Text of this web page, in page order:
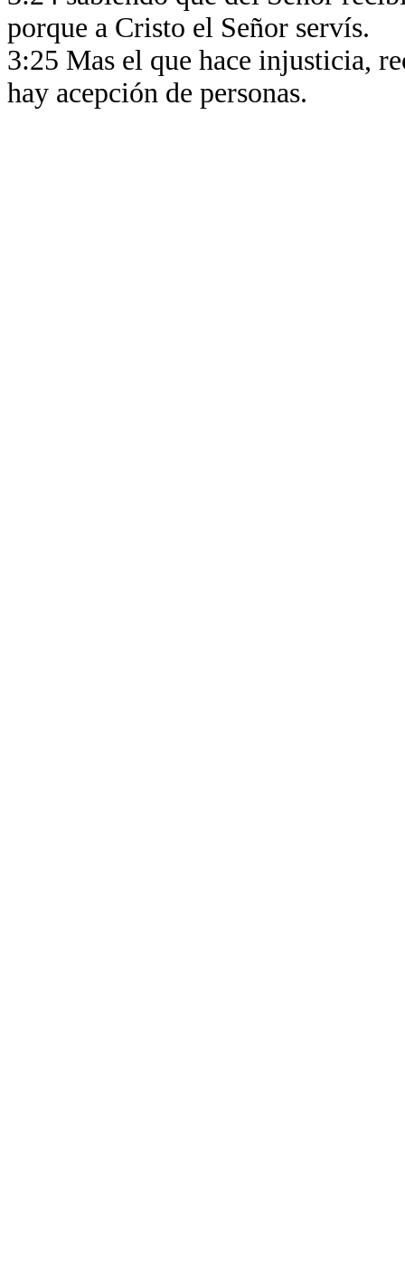
porque a Cristo el Señor servís.
3:25 Mas el que hace injusticia,
hay acepción de personas.